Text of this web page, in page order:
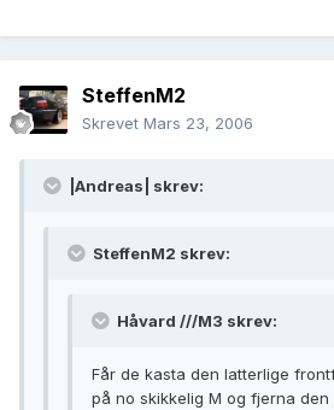
SteffenM2
Skrevet Mars 23, 2006
|Andreas| skrev:
SteffenM2 skrev:
Håvard ///M3 skrev:
Får de kasta den latterlige
på no skikkelig M og fjerna den